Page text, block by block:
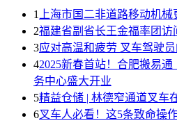
1
上海市国二非道路移动机
2福建省副省长王金福率团访
3应对高温和疲劳 叉车驾驶
42025新春首站！合肥搬易
务中心盛大开业
5精益仓储 | 林德窄通道叉车
6叉车人必看！这5条致命操